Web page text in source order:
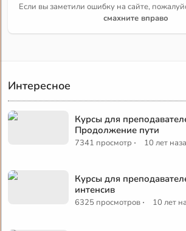
Если вы заметили ошибку на сайте,
смахните вправо
Интересное
Курсы для
Продолжение пути
7341 просмотр · 10 лет
Курсы для
интенсив
6325 просмотров · 10 лет